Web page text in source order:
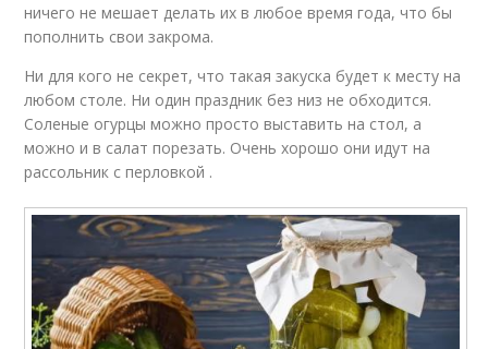
ничего не мешает делать их в любое время года, что бы
пополнить свои закрома.
Ни для кого не секрет, что такая закуска будет к месту на
любом столе. Ни один праздник без низ не обходится.
Соленые огурцы можно просто выставить на стол, а
можно и в салат порезать. Очень хорошо они идут на
рассольник с перловкой .